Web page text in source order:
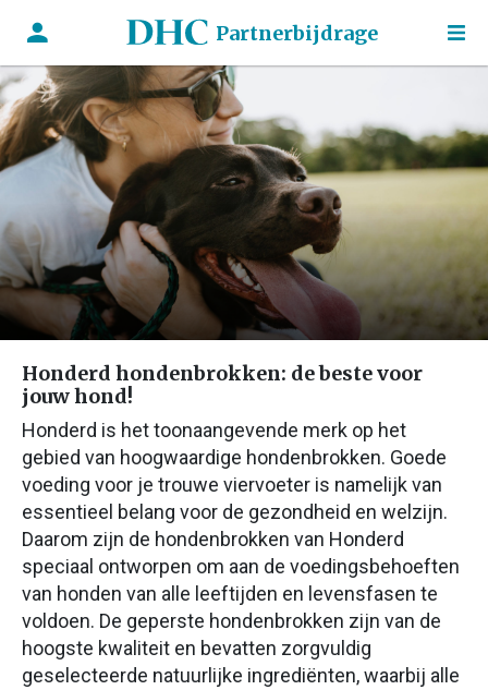
Partnerbijdrage
Honderd hondenbrokken: de beste voor
jouw hond!
Honderd is het toonaangevende merk op het
gebied van hoogwaardige hondenbrokken. Goede
voeding voor je trouwe viervoeter is namelijk van
essentieel belang voor de gezondheid en welzijn.
Daarom zijn de hondenbrokken van Honderd
speciaal ontworpen om aan de voedingsbehoeften
van honden van alle leeftijden en levensfasen te
voldoen. De geperste hondenbrokken zijn van de
hoogste kwaliteit en bevatten zorgvuldig
geselecteerde natuurlijke ingrediënten, waarbij alle